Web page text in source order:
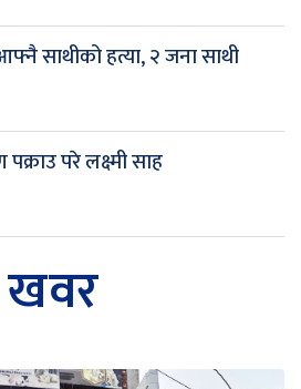
साथीको हत्या, २ जना साथी
परे लक्ष्मी साह
खवर